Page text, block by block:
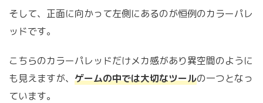
そして、正面に向かって左側にあるのが恒例のカラーパレ
ッドです。
こちらのカラーパレッドだけメカ感があり異空間のように
も見えますが、 ゲームの中では大切なツールの一つとなっ
ています。